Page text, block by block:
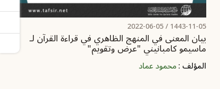
1443-11-05 /
2022-06-05
بيان المعنى في المنهج الظاهري في قراءة القرآن لـ
ماسيمو كامبانيني "عرض وتقويم"
المؤلف :محمود عماد